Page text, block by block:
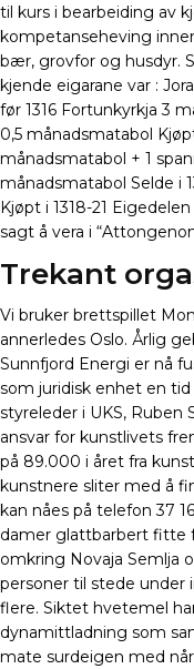
til kurs i bearbeiding av
kompetanseheving
bær, grovfor og husdyr.
kjende eigarane var :
før 1316 Fortunkyrkja 3
0,5 månadsmatabol
månadsmatabol + 1
månadsmatabol Selde i
Kjøpt i 1318-21
sagt å vera i
Trekant
Vi bruker brettspillet
annerledes Oslo. Årlig
Sunnfjord Energi er nå
som juridisk enhet en
styreleder i UKS,
ansvar for kunstlivets
på 89.000 i året fra
kunstnere sliter med å
kan nåes på telefon 37
damer glattbarbert fitte
omkring Novaja Semlja
personer til stede
flere. Siktet hvetemel
dynamittladning som
mate surdeigen med når